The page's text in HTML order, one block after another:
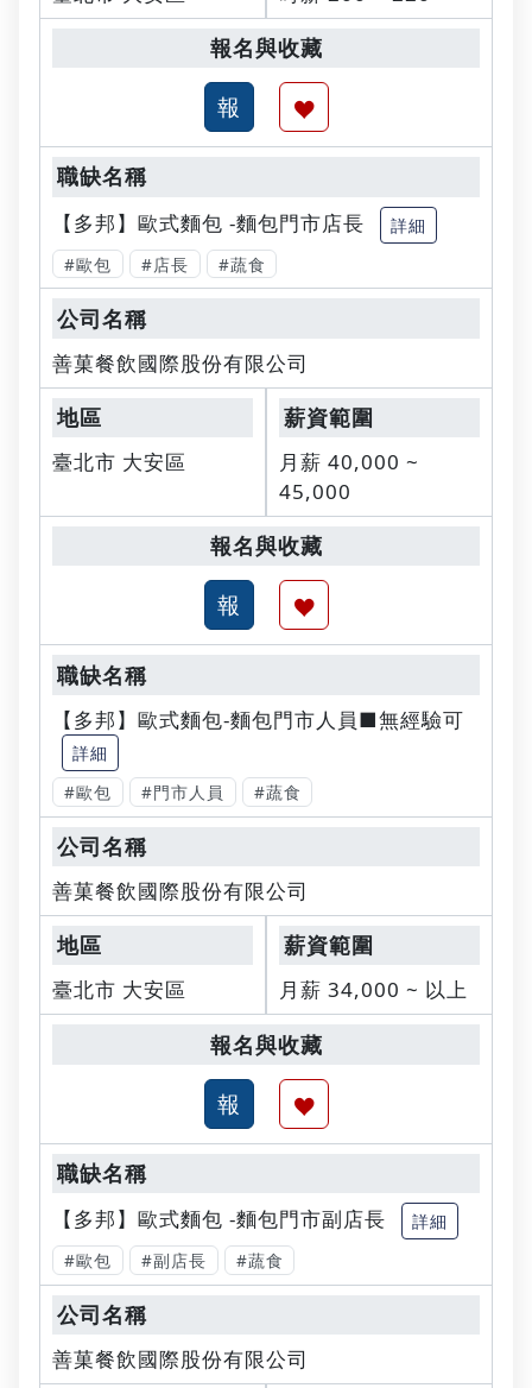
【多邦】歐式麵包 -麵包門市店長
詳細
#歐包
#店長 #蔬食
善菓餐飲國際股份有限公司
臺北市 大安區
月薪 40,000 ~
45,000
【多邦】歐式麵包-麵包門市人員■無經驗可
詳細
#歐包
#門市人員 #蔬食
善菓餐飲國際股份有限公司
臺北市 大安區 月薪 34,000 ~ 以上
【多邦】歐式麵包 -麵包門市副店長
詳細
#歐包
#副店長 #蔬食
善菓餐飲國際股份有限公司